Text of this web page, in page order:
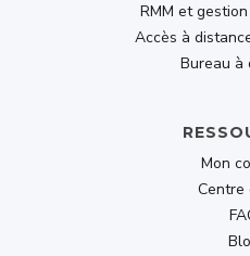
Ultimate
Designed for
Mirror iOS
Privacy
Connect at
RMM et
Accès à
Bureau à
Mon
Centre